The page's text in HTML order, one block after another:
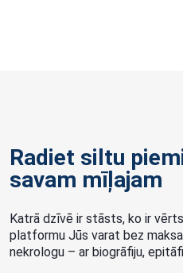
Radiet siltu
savam mīļajam
Katrā dzīvē ir stāsts, ko ir
platformu Jūs varat bez
nekrologu – ar biogrāfiju,